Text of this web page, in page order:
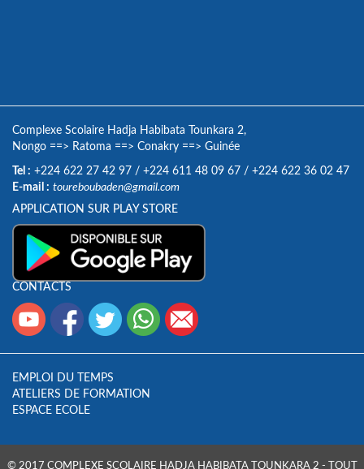
Complexe Scolaire Hadja Habibata Tounkara 2,
Nongo ==> Ratoma ==> Conakry ==> Guinée
Tel : +224 622 27 42 97 / +224 611 48 09 67 / +224 622 36 02 47
E-mail : toureboubaden@gmail.com
APPLICATION SUR PLAY STORE
CONTACTS
EMPLOI DU TEMPS
ATELIERS DE FORMATION
ESPACE ECOLE
© 2017 COMPLEXE SCOLAIRE HADJA HABIBATA TOUNKARA 2 - TOUT